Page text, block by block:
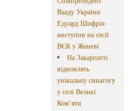
Вааду України
Едуард Шифрін
виступив на сесії
ВЄК у Женеві
На Закарпатті
відновлять
унікальну синагогу
у селі Великі
Ком’яти